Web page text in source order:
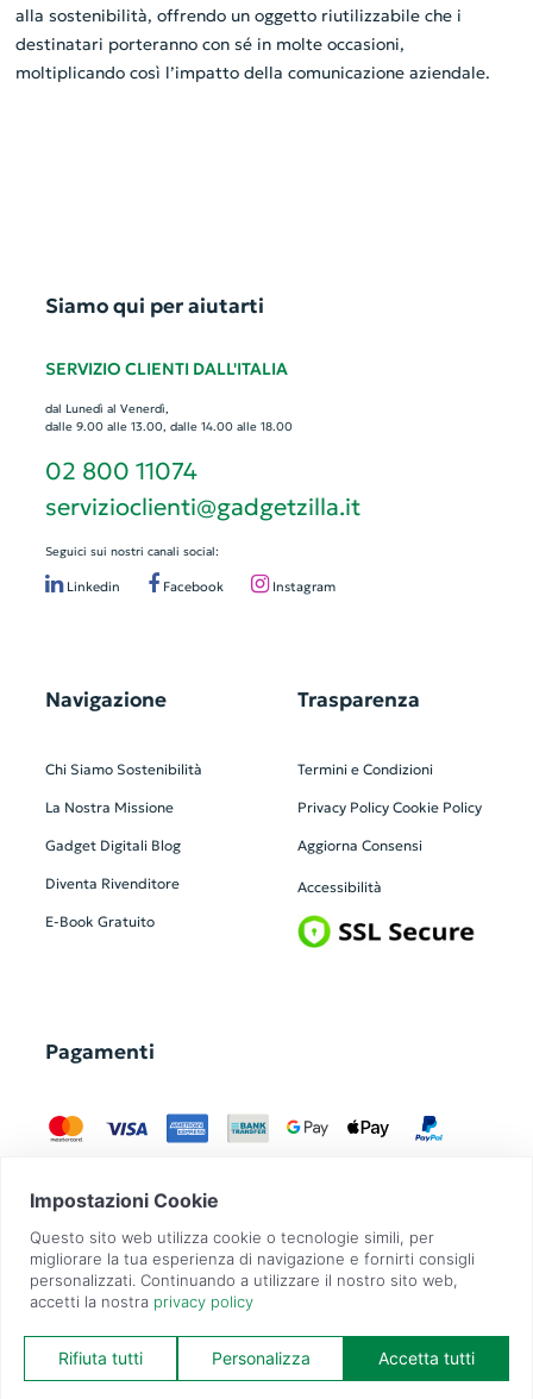
alla sostenibilità, offrendo un oggetto riutilizzabile che i
destinatari porteranno con sé in molte occasioni,
moltiplicando così l’impatto della comunicazione aziendale.
Siamo qui per aiutarti
SERVIZIO CLIENTI DALL'ITALIA
dal Lunedì al Venerdì,
dalle 9.00 alle 13.00, dalle 14.00 alle 18.00
02 800 11074
servizioclienti@gadgetzilla.it
Seguici sui nostri canali social:
Linkedin Facebook Instagram
Navigazione
Chi Siamo Sostenibilità
La Nostra Missione
Gadget Digitali Blog
Diventa Rivenditore
E-Book Gratuito
Trasparenza
Termini e Condizioni
Privacy Policy Cookie Policy
Aggiorna Consensi
Accessibilità
Pagamenti
GadgetZilla è un Brand di Overbi S.r.l.| realizzato con Contit
| © 2026 Tutti
i diritti riservati | P.IVA: 09351560967